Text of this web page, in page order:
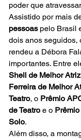
poder que
Assistido por mais
pessoas pelo Brasil
dois anos seguidos,
rendeu a Débora
importantes. Entre
Shell de Melhor Atriz
Ferreira de Melhor
Teatro, o Prêmio
de Teatro e o
Solo.
Além disso, a